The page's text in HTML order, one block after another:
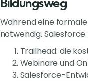
Bildungsweg
Während eine
notwendig. Salesforce
Trailhead: die
Webinare und
Salesforce-